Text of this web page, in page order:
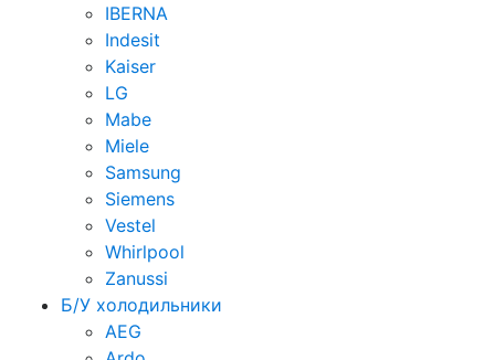
IBERNA
Indesit
Kaiser
LG
Mabe
Miele
Samsung
Siemens
Vestel
Whirlpool
Zanussi
Б/У холодильники
AEG